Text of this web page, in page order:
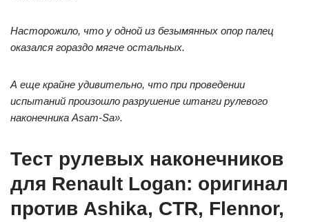
Насторожило, что у одной из безымянных опор палец
оказался гораздо мягче остальных.
А еще крайне удивительно, что при проведении
испытаний произошло разрушение штанги рулевого
наконечника Asam-Sa».
Тест рулевых наконечников
для Renault Logan: оригинал
против Ashika, CTR, Flennor,